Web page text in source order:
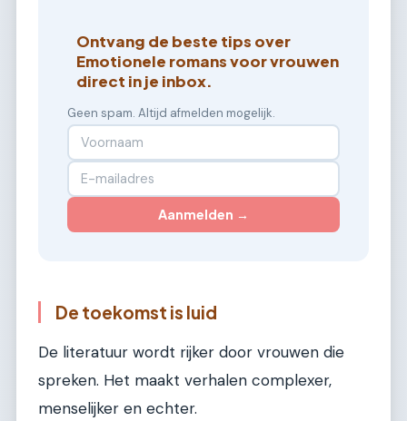
Ontvang de beste tips over
Emotionele romans voor vrouwen
direct in je inbox.
Geen spam. Altijd afmelden mogelijk.
Aanmelden →
De toekomst is luid
De literatuur wordt rijker door vrouwen die
spreken. Het maakt verhalen complexer,
menselijker en echter.